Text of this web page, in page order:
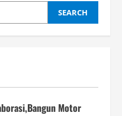
SEARCH
Motor